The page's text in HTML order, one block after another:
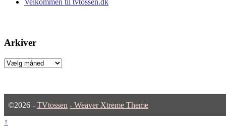
Arkiver
Arkiver
©2026 - TVtossen - Weaver Xtreme Theme
↑